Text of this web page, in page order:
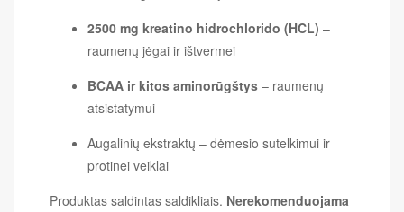
2500 mg kreatino hidrochlorido (HCL) –
raumenų jėgai ir ištvermei
BCAA ir kitos aminorūgštys – raumenų
atsistatymui
Augalinių ekstraktų – dėmesio sutelkimui ir
protinei veiklai
Produktas saldintas saldikliais. Nerekomenduojama